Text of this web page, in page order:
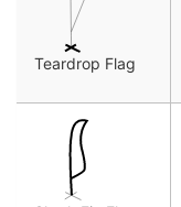
Teardrop Flag